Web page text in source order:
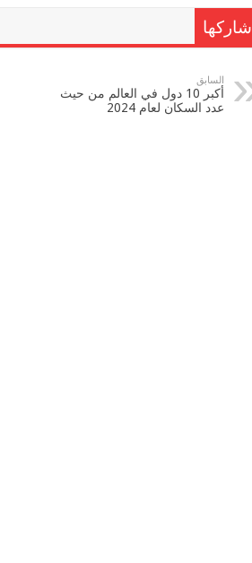
شاركها
السابق
أكبر 10 دول في العالم من حيث
عدد السكان لعام 2024